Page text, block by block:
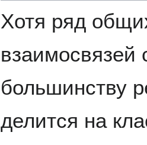
Хотя ряд
взаимосвязей
большинству
делится на